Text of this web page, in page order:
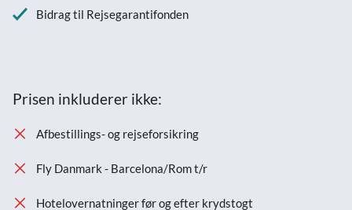
Bidrag til Rejsegarantifonden
Prisen inkluderer ikke:
Afbestillings- og rejseforsikring
Fly Danmark - Barcelona/Rom t/r
Hotelovernatninger før og efter krydstogt